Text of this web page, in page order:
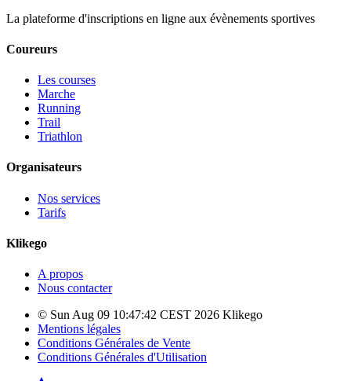
La plateforme d'inscriptions en ligne aux évènements sportives
Coureurs
Les courses
Marche
Running
Trail
Triathlon
Organisateurs
Nos services
Tarifs
Klikego
A propos
Nous contacter
© Sun Aug 09 10:47:42 CEST 2026 Klikego
Mentions légales
Conditions Générales de Vente
Conditions Générales d'Utilisation